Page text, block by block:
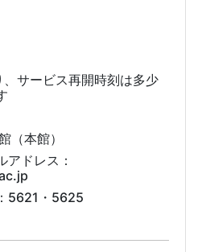
サービス再開時刻は多少
（本館）
ス：
5625